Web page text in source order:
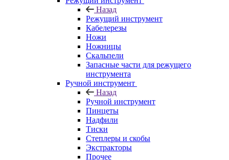
Назад
Режущий инструмент
Кабелерезы
Ножи
Ножницы
Скальпели
Запасные части для режущего
инструмента
Ручной инструмент
Назад
Ручной инструмент
Пинцеты
Надфили
Тиски
Степлеры и скобы
Экстракторы
Прочее